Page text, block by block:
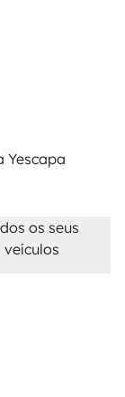
Yescapa
os seus
veículos